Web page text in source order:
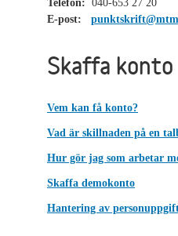
Telefon: 040-653 27 20
E-post:
Skaffa konto
Vem kan få konto?
Vad är skillnaden på en
Hur gör jag som arbetar
Skaffa demokonto
Hantering av